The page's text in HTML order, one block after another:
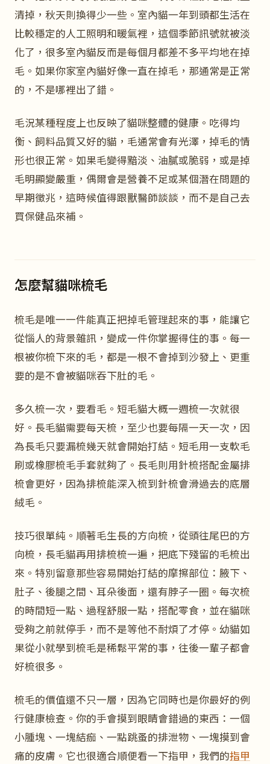
清掉，秋天則換得少一些。室內貓一年到頭都生活在
比較穩定的人工照明和暖氣裡，這個季節訊號就被淡
化了，很多室內貓反而是每個月都差不多平均地在掉
毛。如果你家室內貓好像一直在掉毛，那通常是正常
的，不是哪裡出了錯。
毛況某種程度上也反映了貓咪整體的健康。吃得均
衡、飼料品質又好的貓，毛通常會有光澤，掉毛的情
形也很正常。如果毛變得黯淡、油膩或脆弱，或是掉
毛明顯變嚴重，偶爾會是營養不足或某個潛在問題的
早期徵兆，這時候值得跟獸醫師談談，而不是自己去
買保健品來補。
怎麼幫貓咪梳毛
梳毛是唯一一件能真正把掉毛管理起來的事，能讓它
從惱人的背景雜訊，變成一件你掌握得住的事。每一
根被你梳下來的毛，都是一根不會掉到沙發上、更重
要的是不會被貓咪吞下肚的毛。
多久梳一次，要看毛。短毛貓大概一週梳一次就很
好。長毛貓需要每天梳，至少也要每隔一天一次，因
為長毛只要漏梳幾天就會開始打結。短毛用一支軟毛
刷或橡膠梳毛手套就夠了。長毛則用針梳搭配金屬排
梳會更好，因為排梳能深入梳到針梳會滑過去的底層
絨毛。
技巧很單純。順著毛生長的方向梳，從頭往尾巴的方
向梳，長毛貓再用排梳梳一遍，把底下殘留的毛梳出
來。特別留意那些容易開始打結的摩擦部位：腋下、
肚子、後腿之間、耳朵後面，還有脖子一圈。每次梳
的時間短一點、過程舒服一點，搭配零食，並在貓咪
受夠之前就停手，而不是等他不耐煩了才停。幼貓如
果從小就學到梳毛是稀鬆平常的事，往後一輩子都會
好梳很多。
梳毛的價值還不只一層，因為它同時也是你最好的例
行健康檢查。你的手會摸到眼睛會錯過的東西：一個
小腫塊、一塊結痂、一點跳蚤的排泄物、一塊摸到會
痛的皮膚。它也很適合順便看一下指甲，我們的指甲